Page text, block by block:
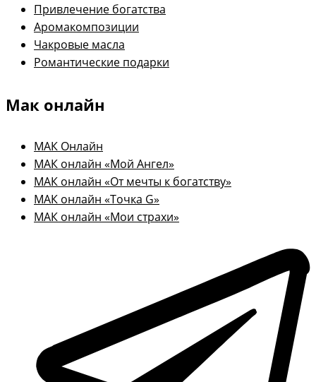
Привлечение богатства
Аромакомпозиции
Чакровые масла
Романтические подарки
Мак онлайн
МАК Онлайн
МАК онлайн «Мой Ангел»
МАК онлайн «От мечты к богатству»
МАК онлайн «Точка G»
МАК онлайн «Мои страхи»